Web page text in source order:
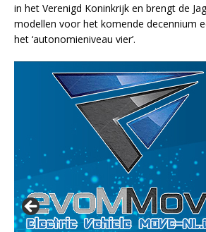
in het Verenigd Koninkrijk en brengt de
modellen voor het komende decennium
het ‘autonomieniveau vier’.